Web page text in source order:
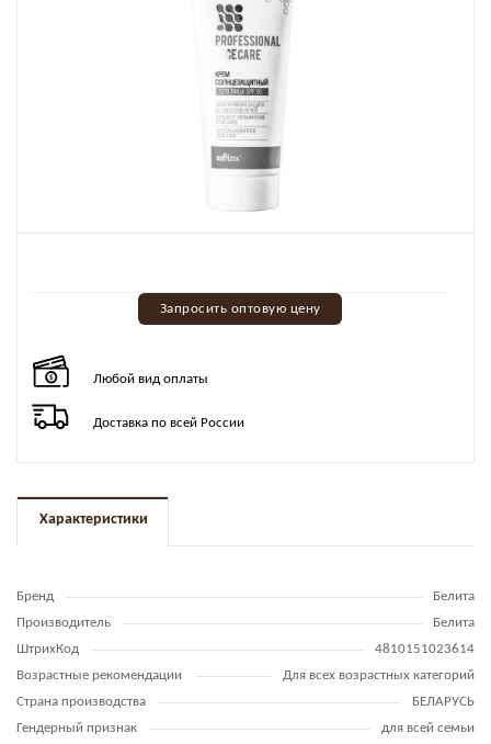
Запросить оптовую цену
Любой вид оплаты
Доставка по всей России
Характеристики
Бренд
Белита
Производитель
Белита
ШтрихКод
4810151023614
Возрастные рекомендации
Для всех возрастных категорий
Страна производства
БЕЛАРУСЬ
Гендерный признак
для всей семьи